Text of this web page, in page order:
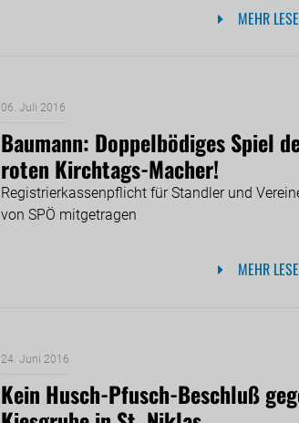
MEHR
06. Juli 2016
Baumann: Doppelbödiges Spiel
roten Kirchtags-Macher!
Registrierkassenpflicht für Standler und
von SPÖ mitgetragen
MEHR
24. Juni 2016
Kein Husch-Pfusch-Beschluß